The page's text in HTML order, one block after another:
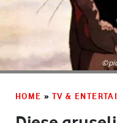
HOME » TV &